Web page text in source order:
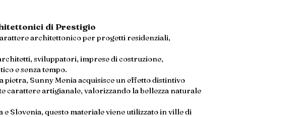
di Prestigio
architettonico per progetti residenziali,
sviluppatori, imprese di costruzione,
e senza tempo.
Sunny Menia acquisisce un effetto distintivo
carattere artigianale, valorizzando la bellezza naturale
Slovenia, questo materiale viene utilizzato in ville di